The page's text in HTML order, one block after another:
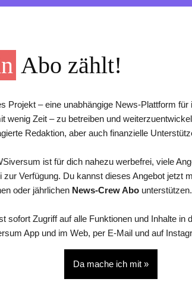
Abo zählt!
Projekt – eine unabhängige News-Plattform für
wenig Zeit – zu betreiben und
Redaktion, aber auch finanzielle
ist für dich nahezu werbefrei, viele
zur Verfügung. Du kannst dieses Angebot jetzt
oder jährlichen News-Crew Abo unterstützen.
sofort Zugriff auf alle Funktionen und Inhalte in
App und im Web, per E-Mail und auf
Da mache ich mit »